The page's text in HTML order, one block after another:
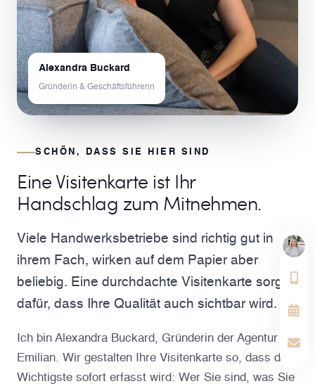
Alexandra Buckard
Gründerin & Geschäftsführerin
SCHÖN, DASS SIE HIER SIND
Eine Visitenkarte ist Ihr
Handschlag zum Mitnehmen.
Viele Handwerksbetriebe sind richtig gut in
ihrem Fach, wirken auf dem Papier aber
beliebig. Eine durchdachte Visitenkarte sorgt
dafür, dass Ihre Qualität auch sichtbar wird.
Ich bin Alexandra Buckard, Gründerin der Agentur
Emilian. Wir gestalten Ihre Visitenkarte so, dass das
Wichtigste sofort erfasst wird: Wer Sie sind, was Sie